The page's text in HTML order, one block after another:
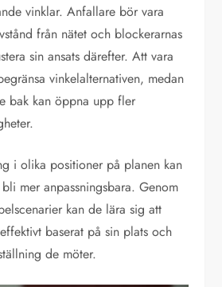
vinklar. Anfallare bör vara
från nätet och blockerarnas
sin ansats därefter. Att vara
vinkelalternativen, medan
bak kan öppna upp fler
i olika positioner på planen kan
mer anpassningsbara. Genom
kan de lära sig att
baserat på sin plats och
de möter.